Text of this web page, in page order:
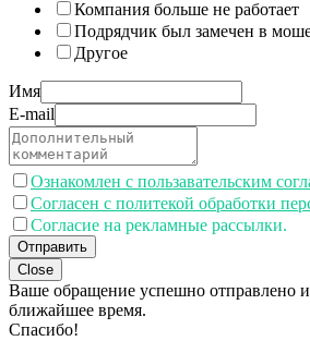
Компания больше не работает
Подрядчик был замечен в
Другое
Имя
E-mail
Ознакомлен с пользавательским
Согласен с политекой обработки
Согласие на рекламные рассылки.
Отправить
Close
Ваше обращение успешно отправлено и
ближайшее время.
Спасибо!